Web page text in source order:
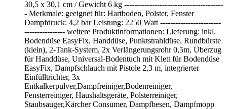
30,5 x 30,1 cm / Gewicht 6 kg ---------------------------------------
- Merkmale: geeignet für: Hartboden, Polster, Fenster
Dampfdruck: 4,2 bar Leistung: 2250 Watt ------------------------
---------------- weitere Produktinformationen: Lieferung: inkl.
Bodendüse EasyFix, Handdüse, Punktstrahldüse, Rundbürste
(klein), 2-Tank-System, 2x Verlängerungsrohr 0,5m, Überzug
für Handdüse, Universal-Bodentuch mit Klett für Bodendüse
EasyFix, Dampfschlauch mit Pistole 2,3 m, integrierter
Einfülltrichter, 3x
Entkalkerpulver,Dampfreiniger,Bodenreiniger,
Fensterreiniger, Haushaltsgeräte, Polsterreiniger,
Staubsauger,Kärcher Consumer, Dampfbesen, Dampfmopp